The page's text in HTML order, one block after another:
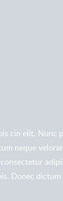
cin elit. Nunc
neque
Donec